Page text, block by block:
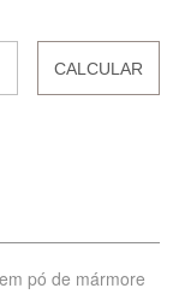
CALCULAR
pó de mármore